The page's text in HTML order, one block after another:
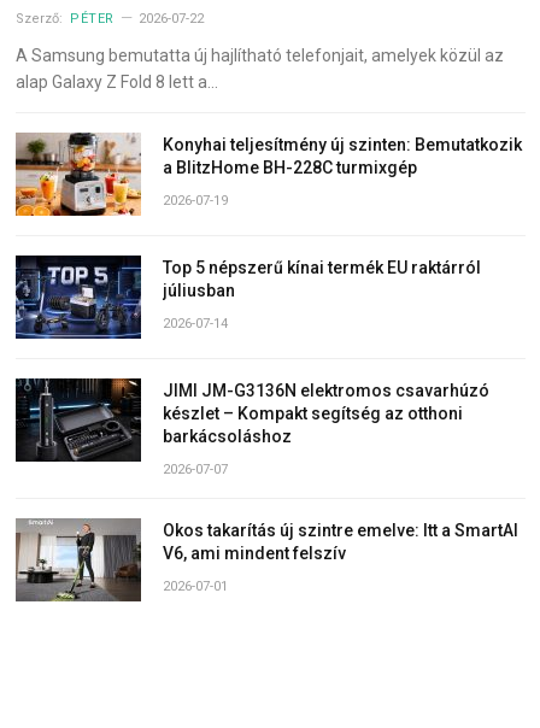
Szerző: PÉTER 2026-07-22
A Samsung bemutatta új hajlítható telefonjait, amelyek közül az
alap Galaxy Z Fold 8 lett a…
Konyhai teljesítmény új szinten: Bemutatkozik
a BlitzHome BH-228C turmixgép
2026-07-19
Top 5 népszerű kínai termék EU raktárról
júliusban
2026-07-14
JIMI JM-G3136N elektromos csavarhúzó
készlet – Kompakt segítség az otthoni
barkácsoláshoz
2026-07-07
Okos takarítás új szintre emelve: Itt a SmartAI
V6, ami mindent felszív
2026-07-01